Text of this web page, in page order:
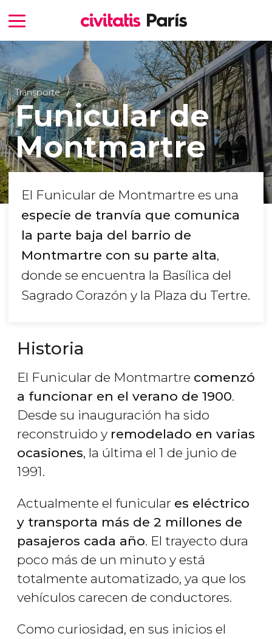
Transporte
Funicular de
Montmartre
El Funicular de Montmartre es una
especie de tranvía que comunica
la parte baja del barrio de
Montmartre con su parte alta,
donde se encuentra la Basílica del
Sagrado Corazón y la Plaza du Tertre.
Historia
El Funicular de Montmartre comenzó
a funcionar en el verano de 1900.
Desde su inauguración ha sido
reconstruido y remodelado en varias
ocasiones, la última el 1 de junio de
1991.
Actualmente el funicular es eléctrico
y transporta más de 2 millones de
pasajeros cada año. El trayecto dura
poco más de un minuto y está
totalmente automatizado, ya que los
vehículos carecen de conductores.
Como curiosidad, en sus inicios el